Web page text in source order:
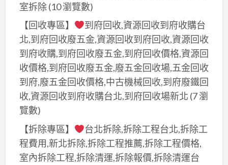
室拆除(10 瀏覽數)
【回收專區】
到府回收,資源回收到府收購台
北,到府回收廢五金,資源回收到府回收,資源回收
到府收購,到府回收廢五金,到府回收價格,資源回
收價格,到府回收廢五金,廢五金回收場,五金回收
到府,廢五金回收價格,中古機械回收,到府廢鐵回
收,資源回收到府收購台北,到府回收場新北 (7 瀏
覽數)
【拆除專區】
台北拆除,拆除工程台北,拆除工
程費用,新北拆除,拆除工程推薦,拆除工程價格,
室內拆除工程,拆除清運,拆除報價,拆除清運台